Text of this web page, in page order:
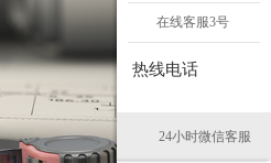
在线客服3号
热线电话
24小时微信客服